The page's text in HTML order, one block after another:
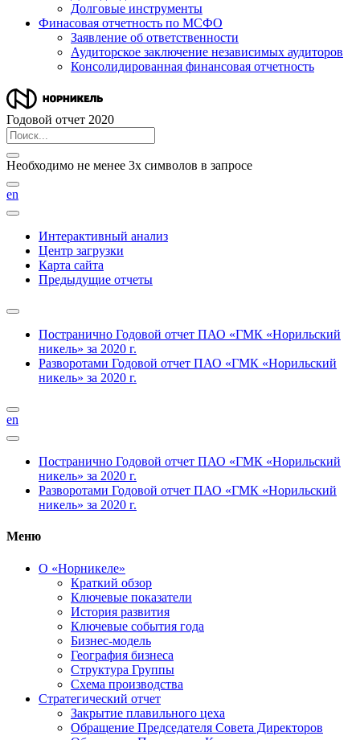
Долговые инструменты
Финасовая отчетность по МСФО
Заявление об ответственности
Аудиторское заключение независимых аудиторов
Консолидированная финансовая отчетность
Годовой отчет 2020
Необходимо не менее 3х символов в запросе
en
Интерактивный анализ
Центр загрузки
Карта сайта
Предыдущие отчеты
Постранично Годовой отчет ПАО «ГМК «Норильский
никель» за 2020 г.
Разворотами Годовой отчет ПАО «ГМК «Норильский
никель» за 2020 г.
en
Постранично Годовой отчет ПАО «ГМК «Норильский
никель» за 2020 г.
Разворотами Годовой отчет ПАО «ГМК «Норильский
никель» за 2020 г.
Меню
О «Норникеле»
Краткий обзор
Ключевые показатели
История развития
Ключевые события года
Бизнес-модель
География бизнеса
Структура Группы
Схема производства
Стратегический отчет
Закрытие плавильного цеха
Обращение Председателя Совета Директоров